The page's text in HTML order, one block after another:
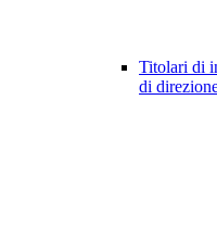
Titolari di
di